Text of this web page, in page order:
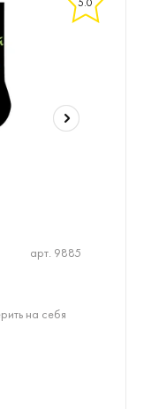
на себя
арт. 9885